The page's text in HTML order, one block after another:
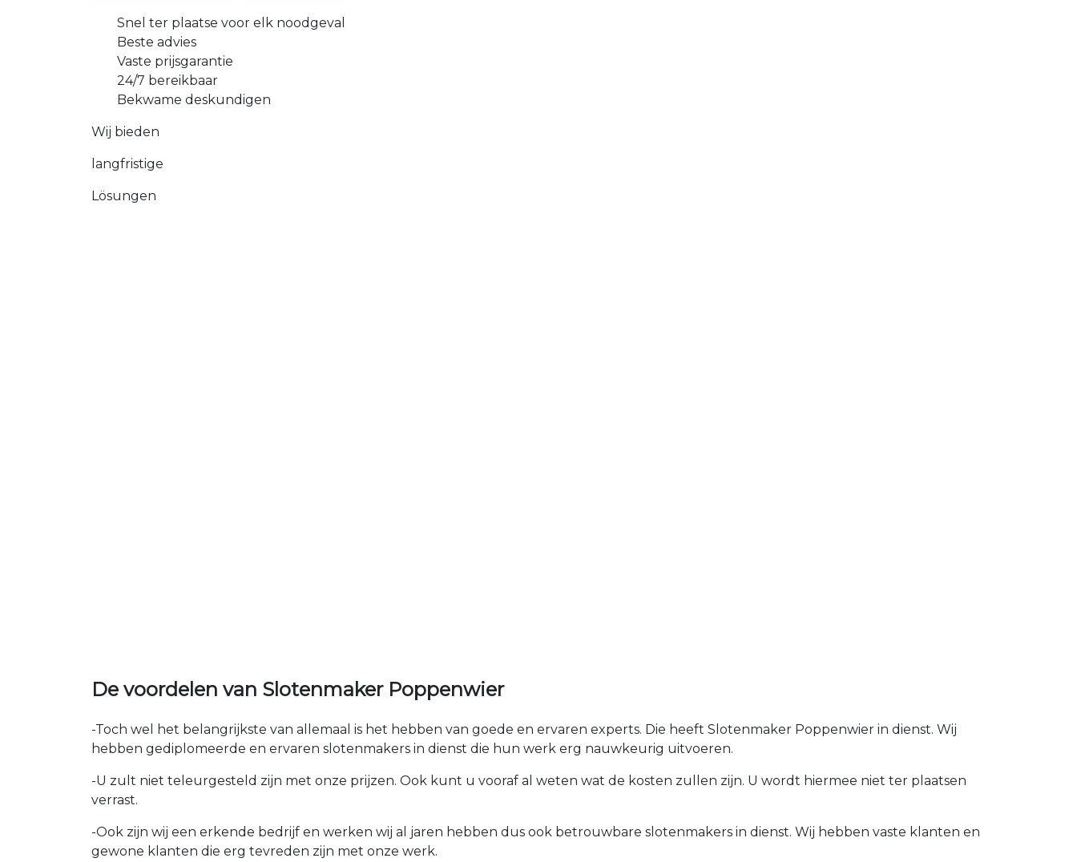
Snel ter plaatse voor elk noodgeval
Beste advies
Vaste prijsgarantie
24/7 bereikbaar
Bekwame deskundigen
Wij bieden
langfristige
Lösungen
De voordelen van Slotenmaker Poppenwier
-Toch wel het belangrijkste van allemaal is het hebben van goede en ervaren experts. Die heeft Slotenmaker Poppenwier in dienst. Wij
hebben gediplomeerde en ervaren slotenmakers in dienst die hun werk erg nauwkeurig uitvoeren.
-U zult niet teleurgesteld zijn met onze prijzen. Ook kunt u vooraf al weten wat de kosten zullen zijn. U wordt hiermee niet ter plaatsen
verrast.
-Ook zijn wij een erkende bedrijf en werken wij al jaren hebben dus ook betrouwbare slotenmakers in dienst. Wij hebben vaste klanten en
gewone klanten die erg tevreden zijn met onze werk.